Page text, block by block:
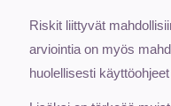
Riskit liittyvät
arviointia on myös
huolellisesti